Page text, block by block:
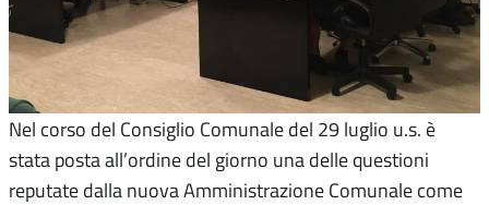
Nel corso del Consiglio Comunale del 29 luglio u.s. è
stata posta all’ordine del giorno una delle questioni
reputate dalla nuova Amministrazione Comunale come